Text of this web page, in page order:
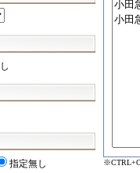
指定無し